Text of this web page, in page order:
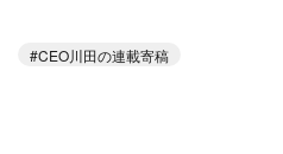
CEO川田の連載寄稿